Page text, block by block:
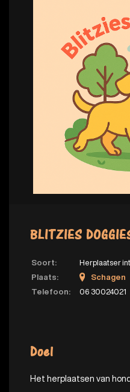
BLITZIES
Soort:
Herplaatser
Plaats:
Schagen
Telefoon:
06 30024021
Doel
Het herplaatsen van